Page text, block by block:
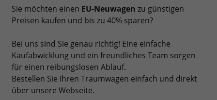
Sie möchten einen EU-Neuwagen zu günstigen
Preisen kaufen und bis zu 40% sparen?
Bei uns sind Sie genau richtig! Eine einfache
Kaufabwicklung und ein freundliches Team sorgen
für einen reibungslosen Ablauf.
Bestellen Sie Ihren Traumwagen einfach und direkt
über unsere Webseite.